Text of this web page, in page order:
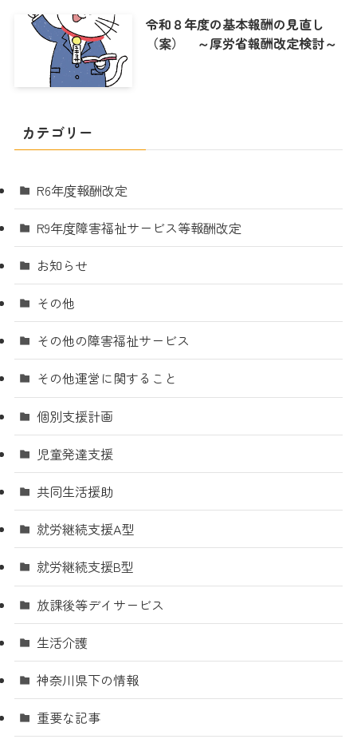
令和８年度の基本報酬の見直し
（案） ～厚労省報酬改定検討～
カテゴリー
R6年度報酬改定
R9年度障害福祉サービス等報酬改定
お知らせ
その他
その他の障害福祉サービス
その他運営に関すること
個別支援計画
児童発達支援
共同生活援助
就労継続支援A型
就労継続支援B型
放課後等デイサービス
生活介護
神奈川県下の情報
重要な記事